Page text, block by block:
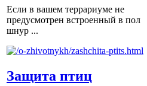
Если в вашем террариуме не
предусмотрен встроенный в пол
шнур ...
Защита птиц